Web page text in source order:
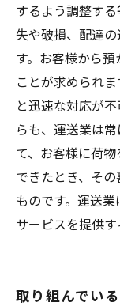
するよう調整す
失や破損、配達
す。お客様から
ことが求められ
と迅速な対応が
らも、運送業は
て、お客様に荷
できたとき、そ
ものです。運送
サービスを提供す
取り組んでい